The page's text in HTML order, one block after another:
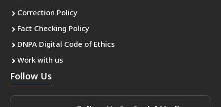
Correction Policy
Fact Checking Policy
DNPA Digital Code of Ethics
Work with us
Follow Us